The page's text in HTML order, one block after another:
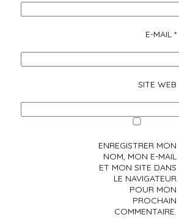
E-MAIL *
SITE WEB
ENREGISTRER MON
NOM, MON E-MAIL
ET MON SITE DANS
LE NAVIGATEUR
POUR MON
PROCHAIN
COMMENTAIRE.